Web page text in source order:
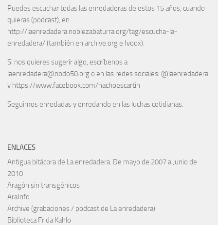
Puedes escuchar todas las enredaderas de estos 15 años, cuando
quieras (podcast), en
http://laenredadera.noblezabaturra.org/tag/escucha-la-
enredadera/ (también en archive.org e Ivoox).
Si nos quieres sugerir algo, escríbenos a
laenredadera@nodo50.org o en las redes sociales: @laenredadera
y https://www.facebook.com/nachoescartin
Seguimos enredadas y enredando en las luchas cotidianas.
ENLACES
Antigua bitácora de La enredadera. De mayo de 2007 a Junio de
2010
Aragón sin transgénicos
AraInfo
Archive (grabaciones / podcast de La enredadera)
Biblioteca Frida Kahlo